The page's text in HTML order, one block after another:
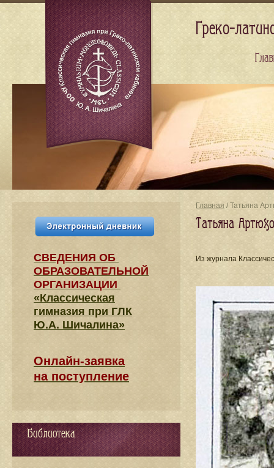
Главная / Татьяна
Татьяна
Из журнала
СВЕДЕНИЯ​ ОБ
ОБРАЗОВАТЕЛЬНОЙ
ОРГАНИЗАЦИИ
«Классическая
гимназия при ГЛК
Ю.А. Шичалина»
Онлайн-заявка
на поступление
Библиотека
Греко-